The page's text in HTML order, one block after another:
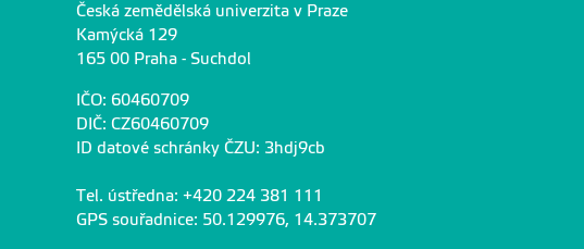
Česká zemědělská univerzita v Praze
Kamýcká 129
165 00 Praha - Suchdol
IČO: 60460709
DIČ: CZ60460709
ID datové schránky ČZU: 3hdj9cb
Tel. ústředna: +420 224 381 111
GPS souřadnice: 50.129976, 14.373707